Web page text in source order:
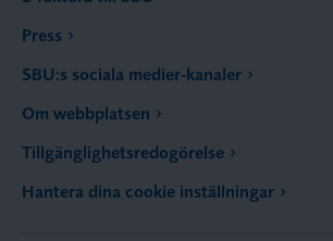
Press
SBU:s sociala medier-kanaler
Om webbplatsen
Tillgänglighetsredogörelse
Hantera dina cookie inställningar